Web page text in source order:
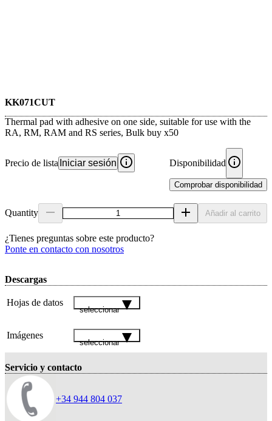
KK071CUT
Thermal pad with adhesive on one side, suitable for use with the
RA, RM, RAM and RS series, Bulk buy x50
Precio de lista Iniciar sesión Disponibilidad
Comprobar disponibilidad
Quantity Añadir al carrito
¿Tienes preguntas sobre este producto?
Ponte en contacto con nosotros
Descargas
Hojas de datos
seleccionar
Imágenes
seleccionar
Servicio y contacto
+34 944 804 037